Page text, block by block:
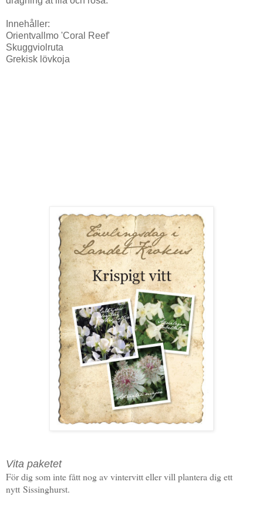
Innehåller:
Orientvallmo 'Coral Reef'
Skuggviolruta
Grekisk lövkoja
Vita paketet
För dig som inte fått nog av vintervitt eller vill plantera dig ett
nytt Sissinghurst.